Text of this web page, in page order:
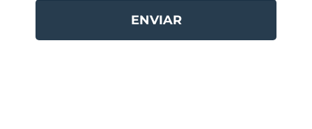
ENVIAR